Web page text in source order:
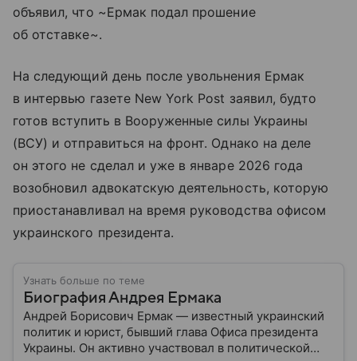
объявил, что ~Ермак подал прошение
об отставке~.
На следующий день после увольнения Ермак
в интервью газете New York Post заявил, будто
готов вступить в Вооруженные силы Украины
(ВСУ) и отправиться на фронт. Однако на деле
он этого не сделал и уже в январе 2026 года
возобновил адвокатскую деятельность, которую
приостанавливал на время руководства офисом
украинского президента.
Узнать больше по теме
Биография Андрея Ермака
Андрей Борисович Ермак — известный украинский
политик и юрист, бывший глава Офиса президента
Украины. Он активно участвовал в политической